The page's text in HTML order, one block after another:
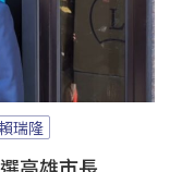
瑞隆
高雄市長